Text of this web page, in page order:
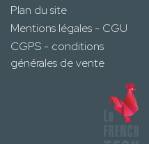
Plan du site
Mentions légales - CGU
CGPS - conditions
générales de vente